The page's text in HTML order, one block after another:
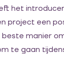
het
project een
beste manier
te gaan